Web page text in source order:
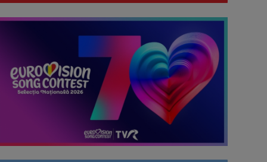
Piesa „Inimă, nu fi de piatră” a
Corinei Chiriac ia argintul în
Hora care unește generații | VIDEO
Piesa Angelei Similea „După
noapte vine zi” – pe podium şi